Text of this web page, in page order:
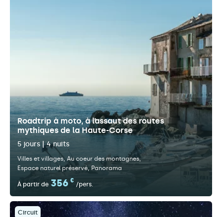
Roadtrip à moto, à l’assaut des routes
mythiques de la Haute-Corse
5 jours | 4 nuits
Villes et villages Au coeur des montagnes
Espace naturel préservé
Panorama
À partir de 356 €
/pers.
Circuit